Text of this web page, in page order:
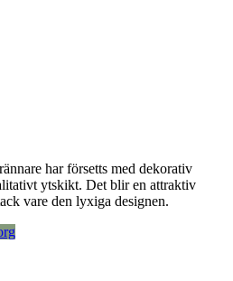
har försetts med dekorativ
ytskikt. Det blir en attraktiv
vare den lyxiga designen.